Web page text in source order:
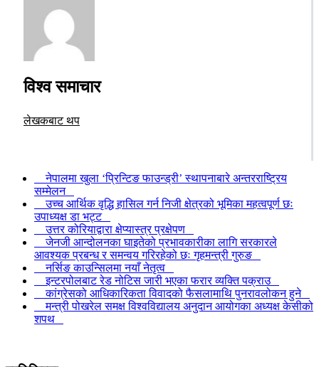
विश्व समाचार
लेखकबाट थप
नेपालमा खुला ‘प्रिन्टिङ फाउन्ड्री’ स्थापनाबारे अन्तरराष्ट्रिय
सम्मेलन
उच्च आर्थिक वृद्धि हासिल गर्न निजी क्षेत्रको भूमिका महत्वपूर्ण छः
उपाध्यक्ष डा भट्ट
उत्तर कोरियाद्वारा क्षेप्यास्त्र प्रक्षेपण
जेनजी आन्दोलनका घाइतेको प्रभावकारीका लागि सरकारले
आवश्यक प्रबन्ध र समन्वय गरिरहेको छः गृहमन्त्री गुरुङ
नर्सिङ काउन्सिलमा नयाँ नेतृत्व
इन्टरपोलबाट रेड नोटिस जारी भएका फरार व्यक्ति पक्राउ
कांग्रेसको आधिकारिकता विवादको फैसलामाथि पुनरावलोकन हुने
मन्त्री पोखरेल समक्ष विश्वविद्यालय अनुदान आयोगका अध्यक्ष केसीको
शपथ